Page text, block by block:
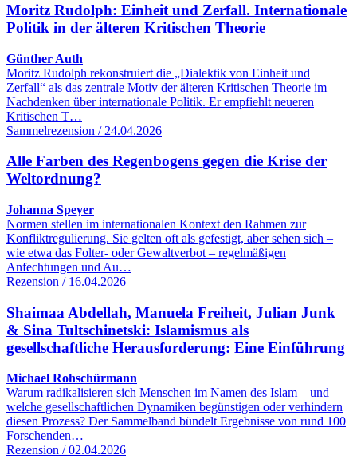
Moritz Rudolph: Einheit und Zerfall. Internationale
Politik in der älteren Kritischen Theorie
Günther Auth
Moritz Rudolph rekonstruiert die „Dialektik von Einheit und
Zerfall“ als das zentrale Motiv der älteren Kritischen Theorie im
Nachdenken über internationale Politik. Er empfiehlt neueren
Kritischen T…
Sammelrezension / 24.04.2026
Alle Farben des Regenbogens gegen die Krise der
Weltordnung?
Johanna Speyer
Normen stellen im internationalen Kontext den Rahmen zur
Konfliktregulierung. Sie gelten oft als gefestigt, aber sehen sich –
wie etwa das Folter- oder Gewaltverbot – regelmäßigen
Anfechtungen und Au…
Rezension / 16.04.2026
Shaimaa Abdellah, Manuela Freiheit, Julian Junk
& Sina Tultschinetski: Islamismus als
gesellschaftliche Herausforderung: Eine Einführung
Michael Rohschürmann
Warum radikalisieren sich Menschen im Namen des Islam – und
welche gesellschaftlichen Dynamiken begünstigen oder verhindern
diesen Prozess? Der Sammelband bündelt Ergebnisse von rund 100
Forschenden…
Rezension / 02.04.2026